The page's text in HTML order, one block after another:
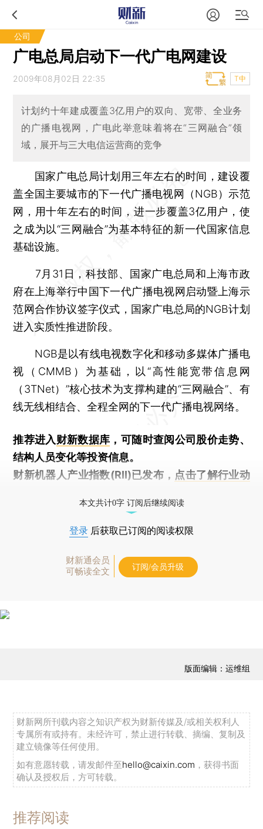
公司
广电总局启动下一代广电网建设
2009年08月02日 22:35 T中
计划约十年建成覆盖3亿用户的双向、宽带、全业务
的广播电视网，广电此举意味着将在“三网融合”领
域，展开与三大电信运营商的竞争
国家广电总局计划用三年左右的时间，建设覆
盖全国主要城市的下一代广播电视网（NGB）示范
网，用十年左右的时间，进一步覆盖3亿用户，使
之成为以“三网融合”为基本特征的新一代国家信息
基础设施。
7月31日，科技部、国家广电总局和上海市政
府在上海举行中国下一代广播电视网启动暨上海示
范网合作协议签字仪式，国家广电总局的NGB计划
进入实质性推进阶段。
NGB是以有线电视数字化和移动多媒体广播电
视（CMMB）为基础，以“高性能宽带信息网
（3TNet）”核心技术为支撑构建的“三网融合”、有
线无线相结合、全程全网的下一代广播电视网络。
推荐进入财新数据库 ，可随时查阅公司股价走势、
结构人员变化等投资信息。
财新机器人产业指数(RII)已发布， 点击了解行业动
本文共计0字 订阅后继续阅读
登录 后获取已订阅的阅读权限
财新通会员
可畅读全文
订阅/会员升级
版面编辑：运维组
财新网所刊载内容之知识产权为财新传媒及/或相关权利人
专属所有或持有。未经许可，禁止进行转载、摘编、复制及
建立镜像等任何使用。
如有意愿转载，请发邮件至hello@caixin.com ，获得书面
确认及授权后，方可转载。
推荐阅读